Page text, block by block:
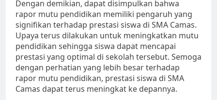
Dengan demikian, dapat disimpulkan bahwa
rapor mutu pendidikan memiliki pengaruh yang
signifikan terhadap prestasi siswa di SMA Camas.
Upaya terus dilakukan untuk meningkatkan mutu
pendidikan sehingga siswa dapat mencapai
prestasi yang optimal di sekolah tersebut. Semoga
dengan perhatian yang lebih besar terhadap
rapor mutu pendidikan, prestasi siswa di SMA
Camas dapat terus meningkat ke depannya.